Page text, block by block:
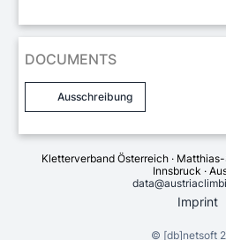
DOCUMENTS
Ausschreibung
Kletterverband Österreich ·
Innsbruck ·
Imprint
© [db]netsoft